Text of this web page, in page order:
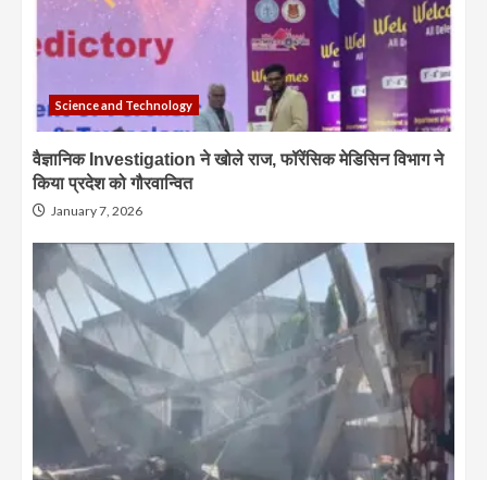
Science and Technology
वैज्ञानिक Investigation ने खोले राज, फॉरेंसिक मेडिसिन विभाग ने
किया प्रदेश को गौरवान्वित
January 7, 2026